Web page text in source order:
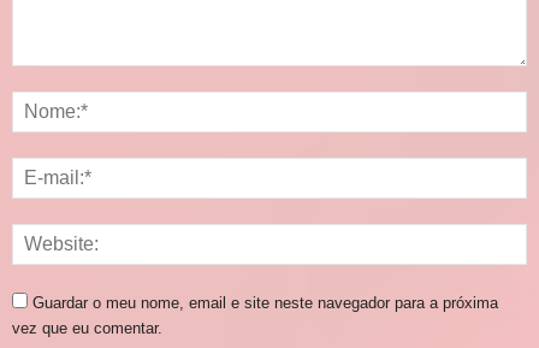
Guardar o meu nome, email e site neste navegador para a próxima
vez que eu comentar.